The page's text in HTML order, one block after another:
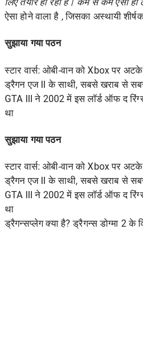
ऐसा होने वाला है , जिसका अस्थायी
सुझाया गया पठन
स्टार वार्स: ओबी-वान को Xbox पर
ड्रैगन एज II के साथी, सबसे खराब से
GTA III ने 2002 में इस लॉर्ड ऑफ द
था
सुझाया गया पठन
स्टार वार्स: ओबी-वान को Xbox पर
ड्रैगन एज II के साथी, सबसे खराब से
GTA III ने 2002 में इस लॉर्ड ऑफ द
था
ड्रैगन्सप्लेग क्या है? ड्रैगन्स डोग्मा 2 के